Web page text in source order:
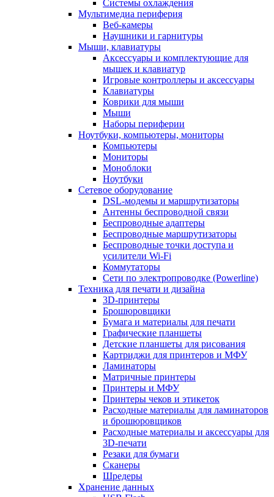
Системы охлаждения
Мультимедиа периферия
Веб-камеры
Наушники и гарнитуры
Мыши, клавиатуры
Аксессуары и комплектующие для
мышек и клавиатур
Игровые контроллеры и аксессуары
Клавиатуры
Коврики для мыши
Мыши
Наборы периферии
Ноутбуки, компьютеры, мониторы
Компьютеры
Мониторы
Моноблоки
Ноутбуки
Сетевое оборудование
DSL-модемы и маршрутизаторы
Антенны беспроводной связи
Беспроводные адаптеры
Беспроводные маршрутизаторы
Беспроводные точки доступа и
усилители Wi-Fi
Коммутаторы
Сети по электропроводке (Powerline)
Техника для печати и дизайна
3D-принтеры
Брошюровщики
Бумага и материалы для печати
Графические планшеты
Детские планшеты для рисования
Картриджи для принтеров и МФУ
Ламинаторы
Матричные принтеры
Принтеры и МФУ
Принтеры чеков и этикеток
Расходные материалы для ламинаторов
и брошюровщиков
Расходные материалы и аксессуары для
3D-печати
Резаки для бумаги
Сканеры
Шредеры
Хранение данных